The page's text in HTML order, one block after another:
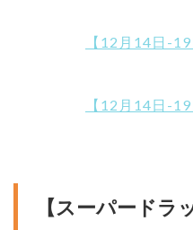
【12月14日-
【12月14日-
【スーパードラ